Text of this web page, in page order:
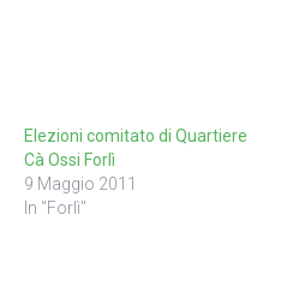
Elezioni comitato di Quartiere
Cà Ossi Forlì
9 Maggio 2011
In "Forlì"